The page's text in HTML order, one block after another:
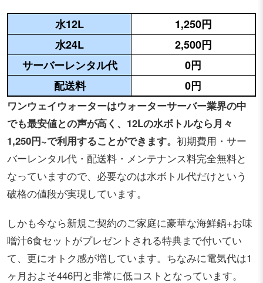
水12L
1,250円
水24L
2,500円
サーバーレンタル代
0円
配送料
0円
ワンウェイウォーターはウォーターサーバー業界の中
でも最安値との声が高く、12Lの水ボトルなら月々
1,250円~で利用することができます。 初期費用・サー
バーレンタル代・配送料・メンテナンス料完全無料と
なっていますので、必要なのは水ボトル代だけという
破格の値段が実現しています。
しかも今なら新規ご契約のご家庭に豪華な海鮮鍋+お味
噌汁6食セットがプレゼントされる特典まで付いてい
て、更にオトク感が増しています。ちなみに電気代は1
ヶ月およそ446円と非常に低コストとなっています。